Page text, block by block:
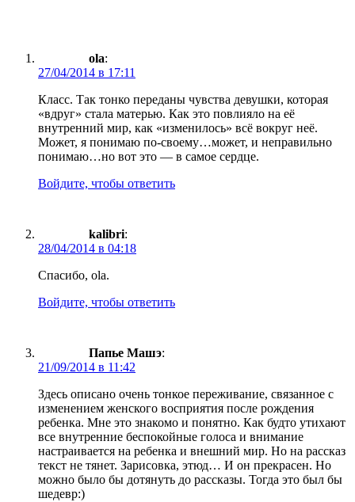
ola:
27/04/2014 в 17:11
Класс. Так тонко переданы чувства девушки, которая
«вдруг» стала матерью. Как это повлияло на её
внутренний мир, как «изменилось» всё вокруг неё.
Может, я понимаю по-своему…может, и неправильно
понимаю…но вот это — в самое сердце.
Войдите, чтобы ответить
kalibri:
28/04/2014 в 04:18
Спасибо, ola.
Войдите, чтобы ответить
Папье Машэ:
21/09/2014 в 11:42
Здесь описано очень тонкое переживание, связанное с
изменением женского восприятия после рождения
ребенка. Мне это знакомо и понятно. Как будто утихают
все внутренние беспокойные голоса и внимание
настраивается на ребенка и внешний мир. Но на рассказ
текст не тянет. Зарисовка, этюд… И он прекрасен. Но
можно было бы дотянуть до рассказы. Тогда это был бы
шедевр:)